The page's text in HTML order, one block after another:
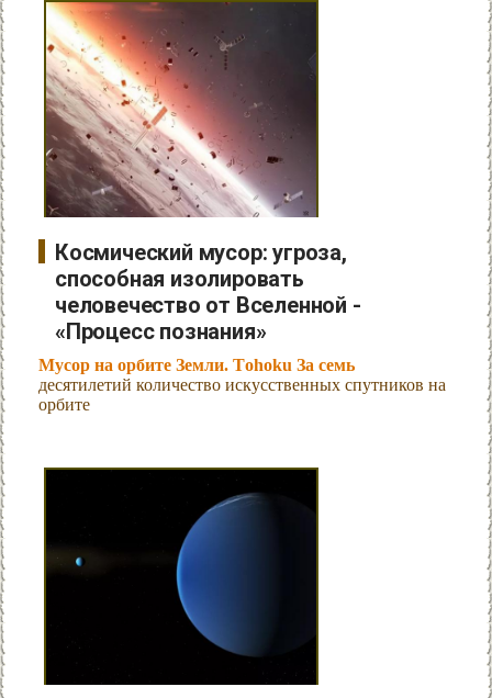
Космический мусор: угроза,
способная изолировать
человечество от Вселенной -
«Процесс познания»
Мусор на орбите Земли. Tohoku За семь
десятилетий количество искусственных спутников на
орбите